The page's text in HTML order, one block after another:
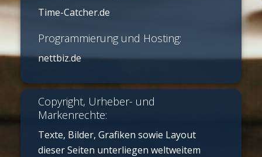
Time-Catcher.de
Programmierung und Hosting:
nettbiz.de
Copyright, Urheber- und
Markenrechte:
Texte, Bilder, Grafiken sowie Layout
dieser Seiten unterliegen weltweitem